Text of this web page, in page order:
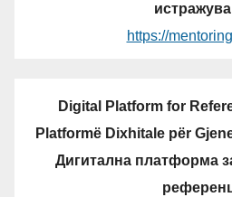
https://
Digital Platform for
Platformë Dixhitale për
Дигитална платформа